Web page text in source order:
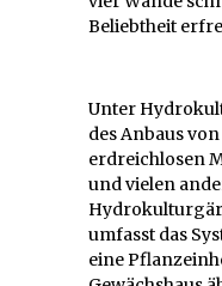
Beliebtheit
Unter
des Anbaus
erdreichlosen
und vielen
umfasst das
eine